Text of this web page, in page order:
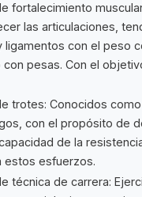
fortalecimiento
las articulaciones,
ligamentos con el peso
con pesas. Con el
trotes: Conocidos
con el propósito de
de la
estos esfuerzos.
técnica de carrera: